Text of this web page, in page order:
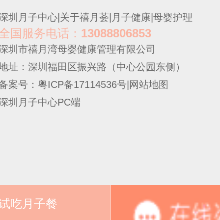
圳月子中心| 关于禧月荟| 月子健康 母婴护理
国服务电话： 13088806853
圳市禧月湾母婴健康管理有限公司
址：深圳福田区振兴路（中心公园东侧）
案号：粤ICP备17114536号 网站地图
圳月子中心PC端
吃月子餐